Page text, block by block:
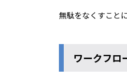
無駄をなくすこと
ワークフロ